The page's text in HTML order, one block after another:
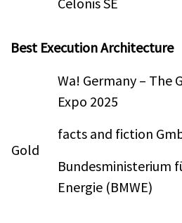
Best Execution Architecture
Gold
Wa! Germany – The
Expo 2025
facts and fiction
Bundesministerium
Energie (BMWE)